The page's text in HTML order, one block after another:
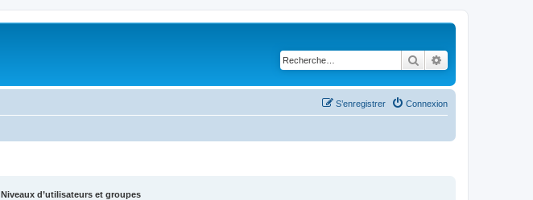
Rechercher
Connexion
S’enregistrer
Niveaux d’utilisateurs et groupes